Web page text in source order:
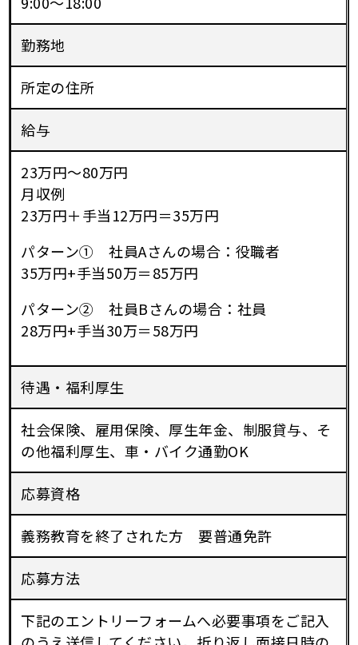
勤務地
所定の住所
給与
23万円～80万円
月収例
23万円＋手当12万円＝35万円
パターン① 社員Aさんの場合：役職者
35万円+手当50万＝85万円
パターン② 社員Bさんの場合：社員
28万円+手当30万＝58万円
待遇・福利厚生
社会保険、雇用保険、厚生年金、制服貸与、そ
の他福利厚生、車・バイク通勤OK
応募資格
義務教育を終了された方 要普通免許
応募方法
下記のエントリーフォームへ必要事項をご記入